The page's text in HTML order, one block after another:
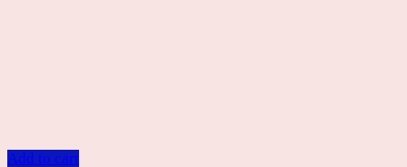
Add to cart